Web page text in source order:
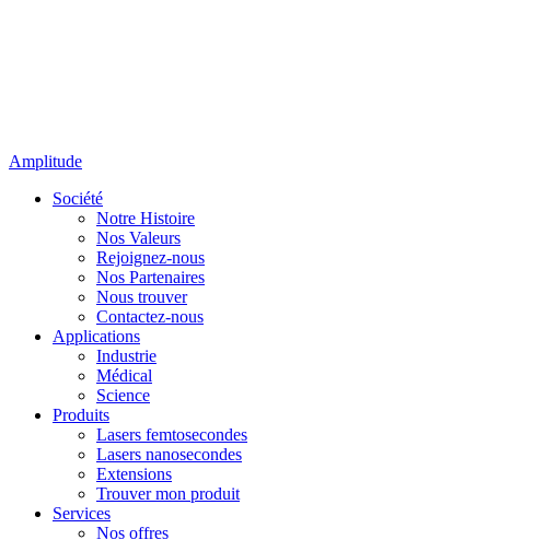
Amplitude
Société
Notre Histoire
Nos Valeurs
Rejoignez-nous
Nos Partenaires
Nous trouver
Contactez-nous
Applications
Industrie
Médical
Science
Produits
Lasers femtosecondes
Lasers nanosecondes
Extensions
Trouver mon produit
Services
Nos offres